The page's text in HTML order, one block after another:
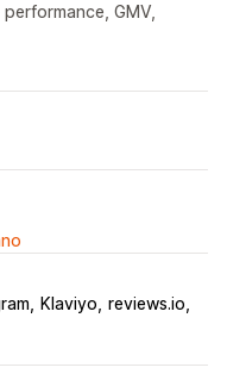
GMV,
Klaviyo reviews.io